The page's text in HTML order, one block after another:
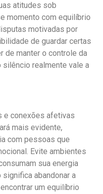
atitudes sob
momento com equilíbrio
motivadas por
de guardar certas
de manter o controle da
silêncio realmente vale a
e conexões afetivas
mais evidente,
com pessoas que
Evite ambientes
sua energia
abandonar a
um equilíbrio